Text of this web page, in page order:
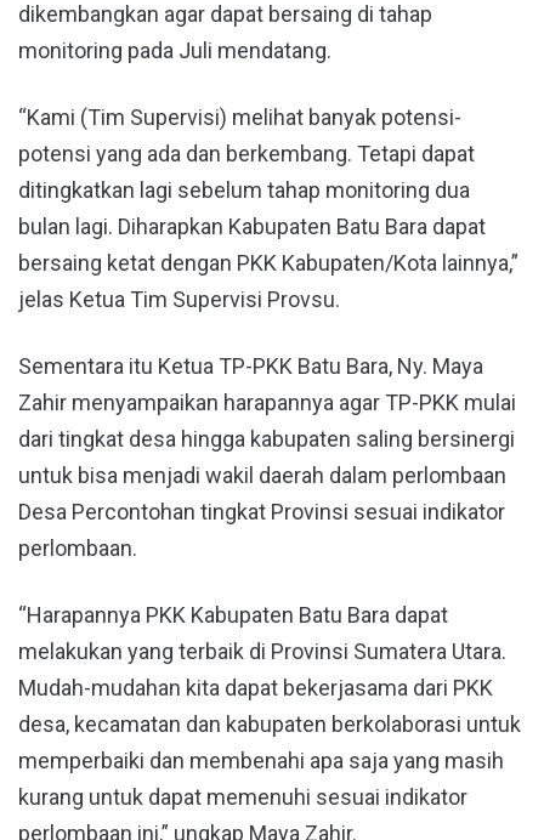
dikembangkan agar dapat bersaing di tahap
monitoring pada Juli mendatang.
“Kami (Tim Supervisi) melihat banyak potensi-
potensi yang ada dan berkembang. Tetapi dapat
ditingkatkan lagi sebelum tahap monitoring dua
bulan lagi. Diharapkan Kabupaten Batu Bara dapat
bersaing ketat dengan PKK Kabupaten/Kota lainnya,”
jelas Ketua Tim Supervisi Provsu.
Sementara itu Ketua TP-PKK Batu Bara, Ny. Maya
Zahir menyampaikan harapannya agar TP-PKK mulai
dari tingkat desa hingga kabupaten saling bersinergi
untuk bisa menjadi wakil daerah dalam perlombaan
Desa Percontohan tingkat Provinsi sesuai indikator
perlombaan.
“Harapannya PKK Kabupaten Batu Bara dapat
melakukan yang terbaik di Provinsi Sumatera Utara.
Mudah-mudahan kita dapat bekerjasama dari PKK
desa, kecamatan dan kabupaten berkolaborasi untuk
memperbaiki dan membenahi apa saja yang masih
kurang untuk dapat memenuhi sesuai indikator
perlombaan ini,” ungkap Maya Zahir.